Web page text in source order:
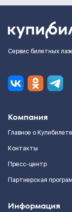
Сервис билетных
Компания
Главное о Купибилете
Контакты
Пресс-центр
Партнерская
Информация